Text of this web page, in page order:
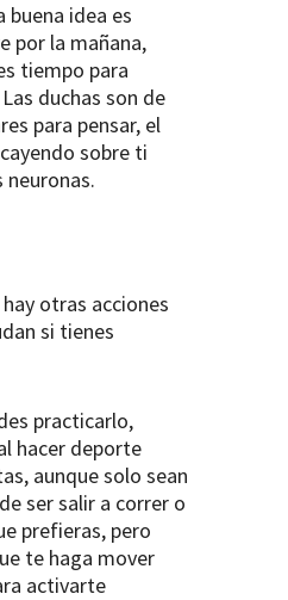
buena idea es
por la mañana,
tiempo para
duchas son de
para pensar, el
sobre ti
neuronas.
otras acciones
si tienes
practicarlo,
hacer deporte
aunque solo sean
ser salir a correr o
prefieras, pero
te haga mover
activarte